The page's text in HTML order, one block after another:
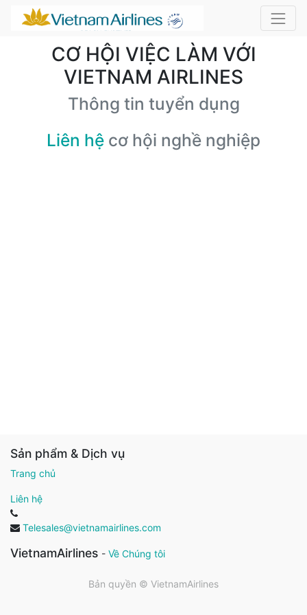
CƠ HỘI VIỆC LÀM VỚI
VIETNAM AIRLINES
Thông tin tuyển dụng
Liên hệ cơ hội nghề nghiệp
Sản phẩm & Dịch vụ
Trang chủ
Liên hệ
Telesales@vietnamairlines.com
VietnamAirlines - Về Chúng tôi
Bản quyền © VietnamAirlines